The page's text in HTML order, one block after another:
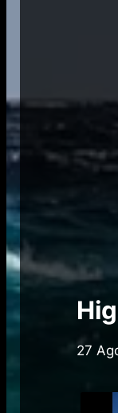
27